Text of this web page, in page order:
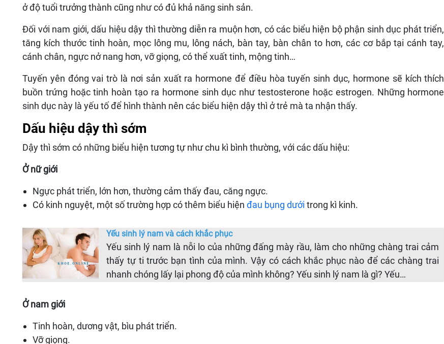
ở độ tuổi trưởng thành cũng như có đủ khả năng sinh sản.
Đối với nam giới, dấu hiệu dậy thì thường diễn ra muộn hơn, có các biểu hiện bộ phận sinh dục phát triển,
tăng kích thước tinh hoàn, mọc lông mu, lông nách, bàn tay, bàn chân to hơn, các cơ bắp tại cánh tay,
cánh chân, ngực nở nang hơn, vỡ giọng, có thể xuất tinh, mộng tinh…
Tuyến yên đóng vai trò là nơi sản xuất ra hormone để điều hòa tuyến sinh dục, hormone sẽ kích thích
buồn trứng hoặc tinh hoàn tạo ra hormone sinh dục như testosterone hoặc estrogen. Những hormone
sinh dục này là yếu tố để hình thành nên các biểu hiện dậy thì ở trẻ mà ta nhận thấy.
Dấu hiệu dậy thì sớm
Dậy thì sớm có những biểu hiện tương tự như chu kì bình thường, với các dấu hiệu:
Ở nữ giới
Ngực phát triển, lớn hơn, thường cảm thấy đau, căng ngực.
Có kinh nguyệt, một số trường hợp có thêm biểu hiện đau bụng dưới trong kì kinh.
Yếu sinh lý nam và cách khắc phục
Yếu sinh lý nam là nỗi lo của những đấng mày rầu, làm cho những chàng trai cảm
thấy tự ti trước bạn tình của mình. Vậy có cách khắc phục nào để các chàng trai
nhanh chóng lấy lại phong độ của mình không? Yếu sinh lý nam là gì? Yếu…
Ở nam giới
Tinh hoàn, dương vật, bìu phát triển.
Vỡ giọng.